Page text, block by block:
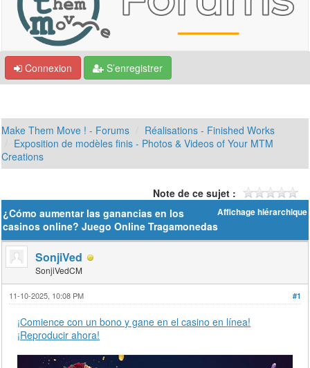
Connexion S’enregistrer
Make Them Move ! - Forums
Réalisations - Finished Works
Exposition de modèles finis - Photos & Videos of Your MTM
Creations
Note de ce sujet :
Affichage hiérarchique
¿Cómo aumentar las ganancias en los
casinos online? Juego Online Tragamonedas
SonjiVed
SonjiVedCM
#1
11-10-2025, 10:08 PM
¡Comience con un bono y gane en el casino en línea!
¡Reproducir ahora!